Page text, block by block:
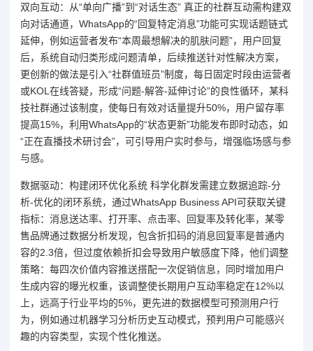
双向互动：从“单向广播”到“对话生态” 真正的社群互动需构建双
向对话通道，WhatsApp的“回复特定消息”功能可实现话题链式
延伸，例如运营者发布“本周最想解决的肌肤问题”，用户回复
后，系统自动归类形成问题清单，后续推送针对性解决方案，
更创新的做法是引入“社群值班员”制度，每日固定时段由运营者
或KOL在线答疑，形成“问题-解答-延伸讨论”的良性循环，某科
技社群通过该制度，使每日有效对话量提升50%，用户留存率
提高15%，利用WhatsApp的“状态更新”功能发布即时动态，如
“正在直播技术研讨会”，可引导用户实时参与，增强临场感与参
与感。
数据驱动：构建闭环优化系统 科学化群发需建立数据追踪-分
析-优化的闭环系统，通过WhatsApp Business API可获取关键
指标：消息送达率、打开率、点击率、回复率及转化率，某零
售品牌通过数据分析发现，包含折扣码的消息回复率是普通内
容的2.3倍，但过度依赖折扣会导致用户敏感度下降，他们调整
策略：每四次价值内容推送搭配一次促销信息，同时增加用户
生成内容的曝光权重，该调整使长期用户互动率稳定在12%以
上，远高于行业平均的5%，更先进的数据模型可预测用户行
为，例如通过机器学习分析历史互动模式，预判用户可能感兴
趣的内容类型，实现个性化推送。